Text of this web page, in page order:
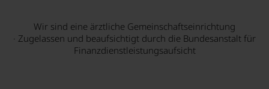
Wir sind eine ärztliche Gemeinschaftseinrichtung
· Zugelassen und beaufsichtigt durch die Bundesanstalt für
Finanzdienstleistungsaufsicht